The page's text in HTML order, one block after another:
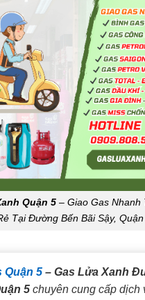
Quận 5 – Giao Gas Nhanh
Tại Đường Bến Bãi Sậy,
Quận 5 – Gas Lửa Xanh
5 chuyên cung cấp dịch